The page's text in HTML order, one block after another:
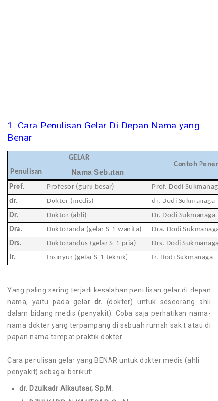
1. Cara Penulisan Gelar Di Depan Nama yang
Benar
GELAR
Contoh
Penulisan
Nama Sebutan
Prof. Profesor (guru besar)
Prof. Dodi
dr.
Dokter (medis)
dr. Dodi Sukmanaga
Dr.
Doktor (ahli)
Dr. Dodi Sukmanaga
Dra.
Doktoranda (gelar S-1 wanita)
Dra. Dodi
Drs.
Doktorandus (gelar S-1 pria)
Drs. Dodi
Ir.
Insinyur (gelar S-1 teknik) Ir. Dodi Sukmanaga
Yang paling sering terjadi kesalahan penulisan gelar di depan
nama, yaitu pada gelar dr. (dokter) untuk seseorang ahli
dalam bidang medis (penyakit). Coba saja perhatikan nama-
nama dokter yang terpampang di sebuah rumah sakit atau di
papan nama tempat praktik dokter.
Cara penulisan gelar yang BENAR untuk dokter medis (ahli
penyakit) sebagai berikut:
dr. Dzulkadr Alkautsar, Sp.M.